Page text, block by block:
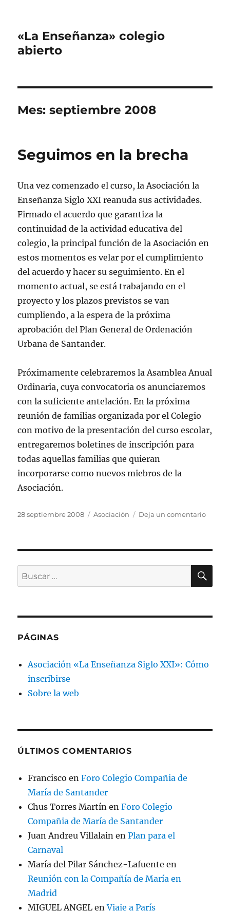
«La Enseñanza» colegio
abierto
Mes:septiembre 2008
Seguimos en la brecha
Una vez comenzado el curso, la Asociación la
Enseñanza Siglo XXI reanuda sus actividades.
Firmado el acuerdo que garantiza la
continuidad de la actividad educativa del
colegio, la principal función de la Asociación en
estos momentos es velar por el cumplimiento
del acuerdo y hacer su seguimiento. En el
momento actual, se está trabajando en el
proyecto y los plazos previstos se van
cumpliendo, a la espera de la próxima
aprobación del Plan General de Ordenación
Urbana de Santander.
Próximamente celebraremos la Asamblea Anual
Ordinaria, cuya convocatoria os anunciaremos
con la suficiente antelación. En la próxima
reunión de familias organizada por el Colegio
con motivo de la presentación del curso escolar,
entregaremos boletines de inscripción para
todas aquellas familias que quieran
incorporarse como nuevos miebros de la
Asociación.
Publicado
28 septiembre 2008 Categorías
Asociación Deja un comentarioen
Buscar
por:
PÁGINAS
Asociación «La Enseñanza Siglo XXI»: Cómo
inscribirse
Sobre la web
ÚLTIMOS COMENTARIOS
Francisco enForo Colegio Compañia de
María de Santander
Chus Torres Martín enForo Colegio
Compañia de María de Santander
Juan Andreu Villalain enPlan para el
Carnaval
María del Pilar Sánchez-Lafuente en
Reunión con la Compañía de María en
Madrid
MIGUEL ANGEL enViaje a París